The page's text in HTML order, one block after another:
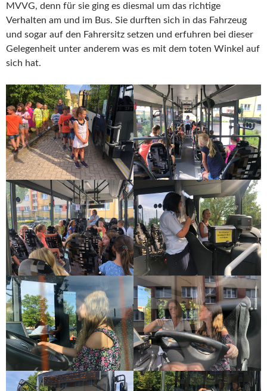
MVVG, denn für sie ging es diesmal um das richtige
Verhalten am und im Bus. Sie durften sich in das Fahrzeug
und sogar auf den Fahrersitz setzen und erfuhren bei dieser
Gelegenheit unter anderem was es mit dem toten Winkel auf
sich hat.